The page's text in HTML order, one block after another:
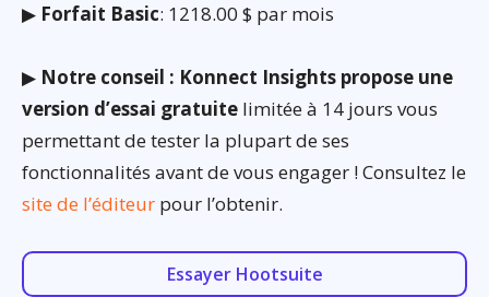
▶ Forfait Basic: 1218.00 $ par mois
▶ Notre conseil : Konnect Insights propose une
version d’essai gratuite limitée à 14 jours vous
permettant de tester la plupart de ses
fonctionnalités avant de vous engager ! Consultez le
site de l’éditeur pour l’obtenir.
Essayer Hootsuite